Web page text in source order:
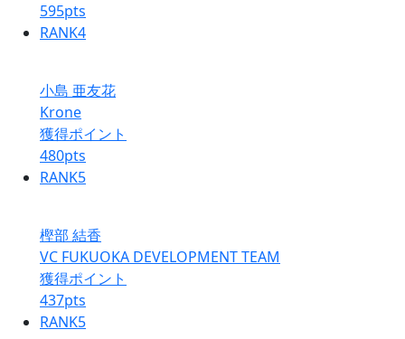
595pts
RANK4
小島 亜友花
Krone
獲得ポイント
480pts
RANK5
樫部 結香
VC FUKUOKA DEVELOPMENT TEAM
獲得ポイント
437pts
RANK5